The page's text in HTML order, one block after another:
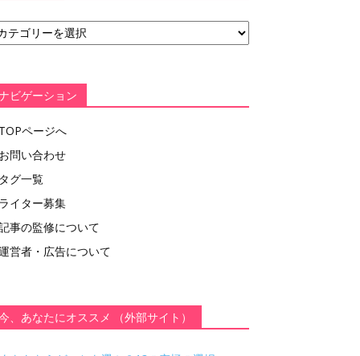
ビゲーション
TOPページへ
お問い合わせ
タグ一覧
ライター募集
事の監修について
営者・広告について
、あなたにオススメ （外部サイト）